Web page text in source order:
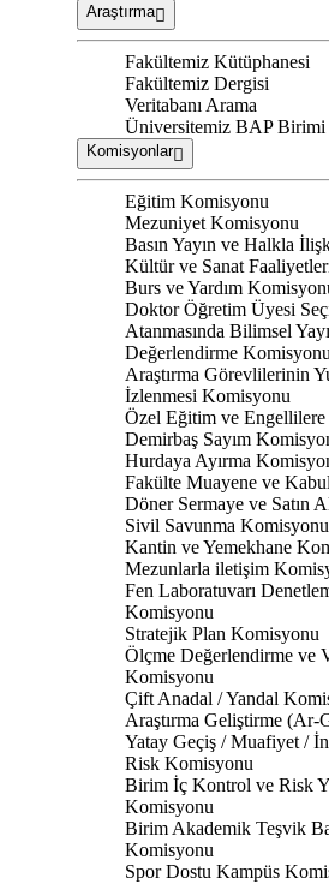
Araştırma
Fakültemiz Kütüphanesi
Fakültemiz Dergisi
Veritabanı Arama
Üniversitemiz BAP Birimi
Komisyonlar
Eğitim Komisyonu
Mezuniyet Komisyonu
Basın Yayın ve Halkla
Kültür ve Sanat
Burs ve Yardım
Doktor Öğretim Üyesi
Atanmasında Bilimsel
Değerlendirme Komisyonu
Araştırma Görevlilerinin
İzlenmesi Komisyonu
Özel Eğitim ve
Demirbaş Sayım
Hurdaya Ayırma
Fakülte Muayene ve
Döner Sermaye ve Satın
Sivil Savunma Komisyonu
Kantin ve Yemekhane
Mezunlarla iletişim
Fen Laboratuvarı
Komisyonu
Stratejik Plan Komisyonu
Ölçme Değerlendirme ve
Komisyonu
Çift Anadal / Yandal
Araştırma Geliştirme (Ar-
Yatay Geçiş / Muafiyet /
Risk Komisyonu
Birim İç Kontrol ve Risk
Komisyonu
Birim Akademik Teşvik
Komisyonu
Spor Dostu Kampüs